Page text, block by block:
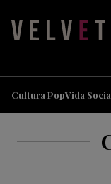
Cultura PopVida